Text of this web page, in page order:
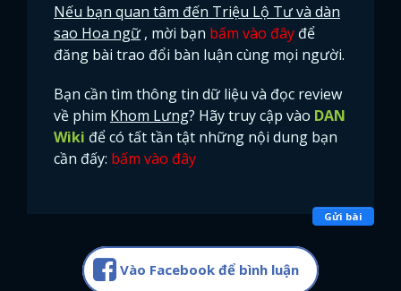
Nếu bạn quan tâm đến Triệu Lộ Tư và dàn
sao Hoa ngữ , mời bạn bấm vào đây để
đăng bài trao đổi bàn luận cùng mọi người.
Bạn cần tìm thông tin dữ liệu và đọc review
về phim Khom Lưng? Hãy truy cập vào DAN
Wiki để có tất tần tật những nội dung bạn
cần đấy: bấm vào đây
Gửi bài
Vào Facebook để bình luận